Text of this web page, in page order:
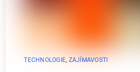
TECHNOLOGIE, ZAJÍMAVOSTI